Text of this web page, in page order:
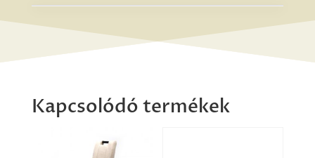
Kapcsolódó termékek